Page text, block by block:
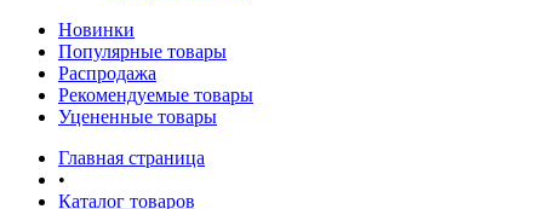
Новинки
Популярные товары
Распродажа
Рекомендуемые товары
Уцененные товары
Главная страница
•
Каталог товаров